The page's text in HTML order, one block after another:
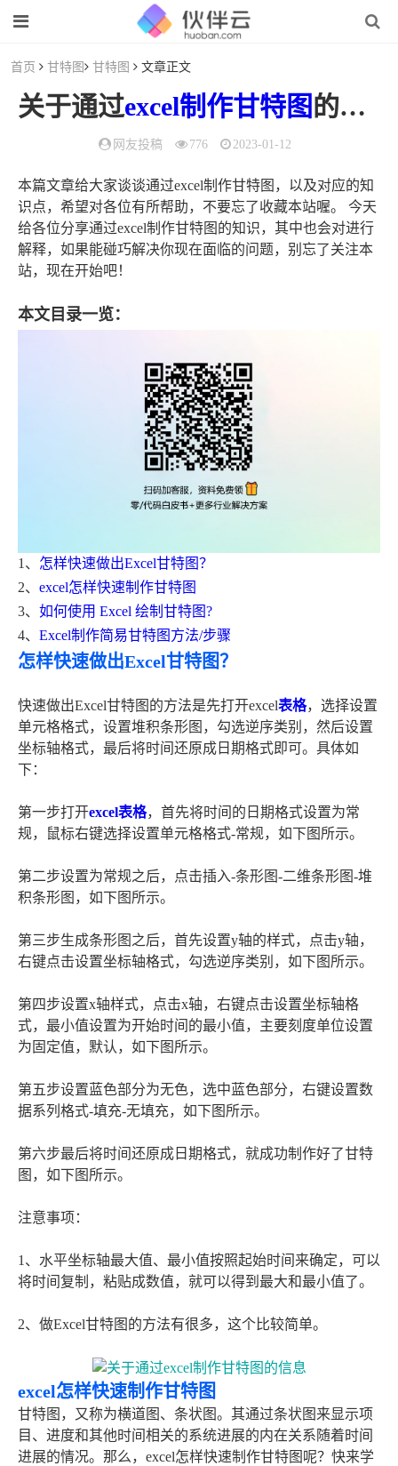
首页 甘特图 甘特图 文章正文
关于通过excel制作甘特图的信息
网友投稿 776 2023-01-12
本篇文章给大家谈谈通过excel制作甘特图，以及对应的知
识点，希望对各位有所帮助，不要忘了收藏本站喔。 今天
给各位分享通过excel制作甘特图的知识，其中也会对进行
解释，如果能碰巧解决你现在面临的问题，别忘了关注本
站，现在开始吧！
本文目录一览：
1、 怎样快速做出Excel甘特图？
2、 excel怎样快速制作甘特图
3、 如何使用 Excel 绘制甘特图?
4、 Excel制作简易甘特图方法/步骤
怎样快速做出Excel甘特图？
快速做出Excel甘特图的方法是先打开excel表格，选择设置
单元格格式，设置堆积条形图，勾选逆序类别，然后设置
坐标轴格式，最后将时间还原成日期格式即可。具体如
下：
第一步打开excel表格，首先将时间的日期格式设置为常
规，鼠标右键选择设置单元格格式-常规，如下图所示。
第二步设置为常规之后，点击插入-条形图-二维条形图-堆
积条形图，如下图所示。
第三步生成条形图之后，首先设置y轴的样式，点击y轴，
右键点击设置坐标轴格式，勾选逆序类别，如下图所示。
第四步设置x轴样式，点击x轴，右键点击设置坐标轴格
式，最小值设置为开始时间的最小值，主要刻度单位设置
为固定值，默认，如下图所示。
第五步设置蓝色部分为无色，选中蓝色部分，右键设置数
据系列格式-填充-无填充，如下图所示。
第六步最后将时间还原成日期格式，就成功制作好了甘特
图，如下图所示。
注意事项：
1、水平坐标轴最大值、最小值按照起始时间来确定，可以
将时间复制，粘贴成数值，就可以得到最大和最小值了。
2、做Excel甘特图的方法有很多，这个比较简单。
excel怎样快速制作甘特图
甘特图，又称为横道图、条状图。其通过条状图来显示项
目、进度和其他时间相关的系统进展的内在关系随着时间
进展的情况。那么，excel怎样快速制作甘特图呢？快来学